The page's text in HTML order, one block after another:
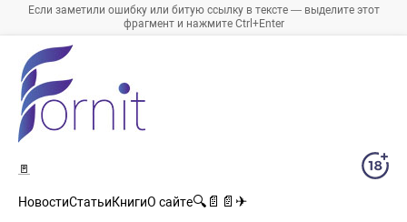
Если заметили ошибку или битую ссылку в тексте — выделите этот
фрагмент и нажмите Ctrl+Enter
🚪
НовостиСтатьиКнигиО сайте🔍 📄 📄 ✈